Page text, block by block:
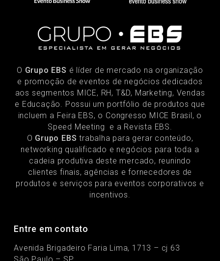
O Grupo EBS é líder de mercado na organização
e promoção de eventos de negócios dedicados
aos segmentos MICE, RH, T&D, Marketing, Vendas
e Educação. Possui um portfólio de produtos que
incluem a Feira EBS, o Congresso MICE Brasil, o
Speed Meeting e a Revista EBS.
O Grupo EBS trabalha para gerar conteúdo,
networking qualificado e negócios para toda a
cadeia produtiva deste mercado, reunindo
clientes finais, agências e fornecedores de
produtos e serviços para eventos corporativos e
incentivos.
Entre em contato
Avenida Brigadeiro Faria Lima, 1713 – cj 63